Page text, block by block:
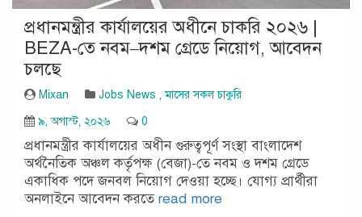
প্রধানমন্ত্রীর কার্যালয়ের অধীনে চাকরি ২০২৬ |
BEZA-তে নবম–দশম গ্রেডে নিয়োগ, আবেদন
চলছে
Mixan Jobs News ,মাসের সকল চাকুরি
৯, অগাস্ট, ২০২৬
0
প্রধানমন্ত্রীর কার্যালয়ের অধীন গুরুত্বপূর্ণ সংস্থা বাংলাদেশ
অর্থনৈতিক অঞ্চল কর্তৃপক্ষ (বেজা)-তে নবম ও দশম গ্রেডে
একাধিক পদে জনবল নিয়োগ দেওয়া হচ্ছে। যোগ্য প্রার্থীরা
অনলাইনে আবেদন করতেread more